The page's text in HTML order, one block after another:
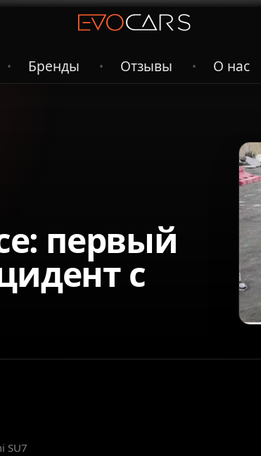
• Бренды • Отзывы • О нас
первый
с
SU7